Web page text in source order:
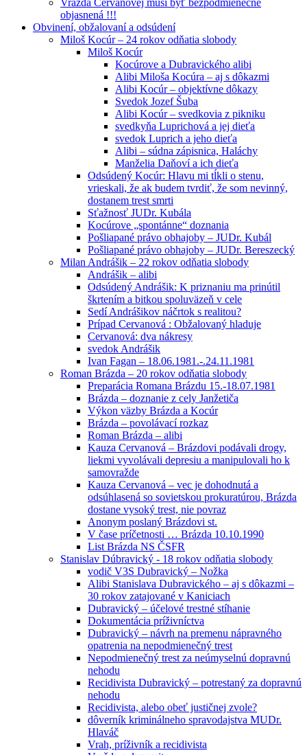
objasnená !!!
Obvinení, obžalovaní a odsúdení
Miloš Kocúr – 24 rokov odňatia slobody
Miloš Kocúr
Kocúrove a Dubravického alibi
Alibi Miloša Kocúra – aj s dôkazmi
Alibi Kocúr – objektívne dôkazy
Svedok Jozef Šuba
Alibi Kocúr – svedkovia z pikniku
svedkyňa Luprichová a jej dieťa
svedok Luprich a jeho dieťa
Alibi – súdna zápisnica, Haláchy
Manželia Daňoví a ich dieťa
Odsúdený Kocúr: Hlavu mi tĺkli o stenu,
vrieskali, že ak budem tvrdiť, že som nevinný,
dostanem trest smrti
Sťažnosť JUDr. Kubála
Kocúrove „spontánne“ doznania
Pošliapané právo obhajoby – JUDr. Kubál
Pošliapané právo obhajoby – JUDr. Bereszecký
Milan Andrášik – 22 rokov odňatia slobody
Andrášik – alibi
Odsúdený Andrášik: K priznaniu ma prinútil
škrtením a bitkou spoluväzeň v cele
Sedí Andrášikov náčrtok s realitou?
Prípad Cervanová : Obžalovaný hladuje
Cervanová: dva nákresy
svedok Andrášik
Ivan Fagan – 18.06.1981.-.24.11.1981
Roman Brázda – 20 rokov odňatia slobody
Preparácia Romana Brázdu 15.-18.07.1981
Brázda – doznanie z cely Janžetiča
Výkon väzby Brázda a Kocúr
Brázda – povolávací rozkaz
Roman Brázda – alibi
Kauza Cervanová – Brázdovi podávali drogy,
liekmi vyvolávali depresiu a manipulovali ho k
samovražde
Kauza Cervanová – vec je dohodnutá a
odsúhlasená so sovietskou prokuratúrou, Brázda
dostane vysoký trest, nie povraz
Anonym poslaný Brázdovi st.
V čase príčetnosti … Brázda 10.10.1990
List Brázda NS ČSFR
Stanislav Dúbravický - 18 rokov odňatia slobody
vodič V3S Dubravický – Nožka
Alibi Stanislava Dubravického – aj s dôkazmi –
30 rokov zatajované v Kaniciach
Dubravický – účelové trestné stíhanie
Dokumentácia príživníctva
Dubravický – návrh na premenu nápravného
opatrenia na nepodmienečný trest
Nepodmienečný trest za neúmyselnú dopravnú
nehodu
Recidivista Dubravický – potrestaný za dopravnú
nehodu
Recidivista, alebo obeť justičnej zvole?
dôverník kriminálneho spravodajstva MUDr.
Hlaváč
Vrah, príživník a recidivista